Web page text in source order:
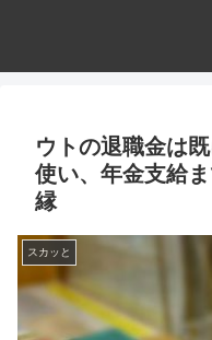
ウトの退職金は
使い、年金支給
縁
スカッと